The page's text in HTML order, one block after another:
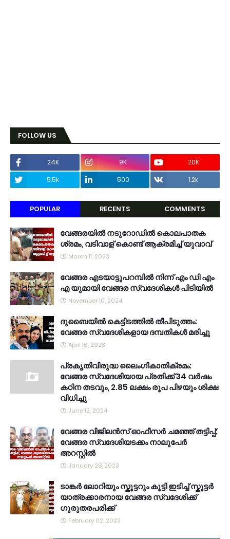
FOLLOW US
24K 9K
20K
5.5k
500 1.2k
POPULAR RECENTS COMMENTS
വേങ്ങരയിൽ നടുറോഡിൽ കൊലപാതക
ശ്രമം, വടിവാള് കൊണ്ട് ആക്രമിച്ച് യുവാവ്
March 11, 2023
വേങ്ങര എടയാട്ടുപറമ്പിൽ നിന്ന് എം ഡി എം
എ യുമായി വേങ്ങര സ്വദേശികൾ പിടിയിൽ
November 10, 2024
ദുബൈയിൽ കെട്ടിടത്തിൽ തീപിടുത്തം:
വേങ്ങര സ്വദേശികളായ ദമ്പതികൾ മരിച്ചു
April 16, 2023
പ്രകൃതിവിരുദ്ധ ലൈംഗികാതിക്രമം:
വേങ്ങര സ്വദേശിയായ പ്രതിക്ക് 34 വര്‍ഷം
കഠിന തടവും, 2.85 ലക്ഷം രൂപ പിഴയും ശിക്ഷ
വിധിച്ചു
June 12, 2024
വേങ്ങര വിജിലൻസ് ഓഫീസർ ചമഞ്ഞ് തട്ടിപ്പ്;
വേങ്ങര സ്വദേശിയടക്കം നാലുപേർ
അറസ്റ്റിൽ
January 28, 2023
ടാങ്കർ ലോറിയും സ്കൂട്ടറും കൂട്ടി ഇടിച്ച് സ്കൂട്ടർ
യാത്രക്കാരനായ വേങ്ങര സ്വദേശിക്ക്
ഗുരുതരപരിക്ക്
February 02, 2023